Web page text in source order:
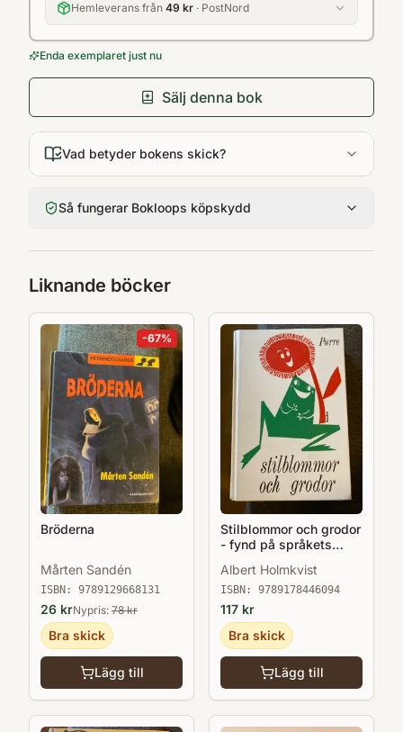
Hemleverans från 49 kr · PostNord
Enda exemplaret just nu
Sälj denna bok
Vad betyder bokens skick?
Så fungerar Bokloops köpskydd
Liknande böcker
-67%
Bröderna
Mårten Sandén
ISBN: 9789129668131
26 krNypris: 78kr
Bra skick
Lägg till
Stilblommor och grodor
- fynd på språkets
Albert Holmkvist
ISBN: 9789178446094
117 kr
Bra skick
Lägg till